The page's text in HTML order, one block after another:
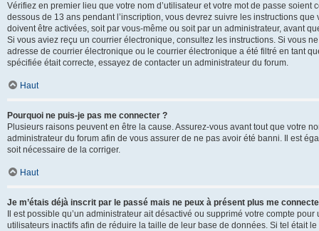
Vérifiez en premier lieu que votre nom d’utilisateur et votre mot de passe
dessous de 13 ans pendant l’inscription, vous devrez suivre les instructions
doivent être activées, soit par vous-même ou soit par un administrateur, avant
Si vous aviez reçu un courrier électronique, consultez les instructions. Si vous
adresse de courrier électronique ou le courrier électronique a été filtré en tant
spécifiée était correcte, essayez de contacter un administrateur du forum.
Haut
Pourquoi ne puis-je pas me connecter ?
Plusieurs raisons peuvent en être la cause. Assurez-vous avant tout que votre
administrateur du forum afin de vous assurer de ne pas avoir été banni. Il est
soit nécessaire de la corriger.
Haut
Je m’étais déjà inscrit par le passé mais ne peux à présent plus me
Il est possible qu’un administrateur ait désactivé ou supprimé votre compte
utilisateurs inactifs afin de réduire la taille de leur base de données. Si tel était